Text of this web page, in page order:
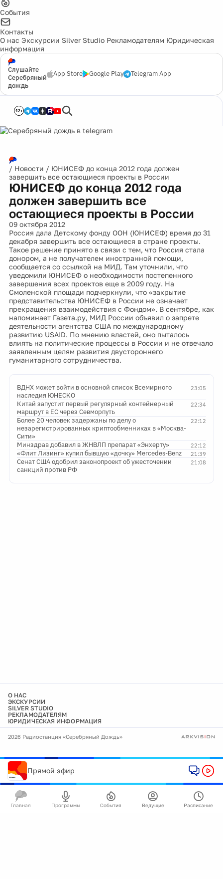
События
Контакты
О нас Экскурсии Silver Studio Рекламодателям Юридическая
информация
Слушайте
Серебряный
дождь
App Store Google Play Telegram App
12+
/ Новости / ЮНИСЕФ до конца 2012 года должен
завершить все остающиеся проекты в России
ЮНИСЕФ до конца 2012 года
должен завершить все
остающиеся проекты в России
09 октября 2012
Россия дала Детскому фонду ООН (ЮНИСЕФ) время до 31
декабря завершить все остающиеся в стране проекты.
Такое решение принято в связи с тем, что Россия стала
донором, а не получателем иностранной помощи,
сообщается со ссылкой на МИД. Там уточнили, что
уведомили ЮНИСЕФ о необходимости постепенного
завершения всех проектов еще в 2009 году. На
Смоленской площади подчеркнули, что «закрытие
представительства ЮНИСЕФ в России не означает
прекращения взаимодействия с Фондом». В сентябре, как
напоминает Газета.ру, МИД России объявил о запрете
деятельности агентства США по международному
развитию USAID. По мнению властей, оно пыталось
влиять на политические процессы в России и не отвечало
заявленным целям развития двустороннего
гуманитарного сотрудничества.
23:05
ВДНХ может войти в основной список Всемирного
наследия ЮНЕСКО
22:34
Китай запустит первый регулярный контейнерный
маршрут в ЕС через Севморпуть
22:12
Более 20 человек задержаны по делу о
незарегистрированных криптообменниках в «Москва-
Сити»
22:12
Минздрав добавил в ЖНВЛП препарат «Энхерту»
21:39
«Флит Лизинг» купил бывшую «дочку» Mercedes-Benz
21:08
Сенат США одобрил законопроект об ужесточении
санкций против РФ
О НАС
ЭКСКУРСИИ
SILVER STUDIO
РЕКЛАМОДАТЕЛЯМ
ЮРИДИЧЕСКАЯ ИНФОРМАЦИЯ
2026 Радиостанция «Серебряный Дождь»
Прямой эфир
Главная Программы События Ведущие Расписание